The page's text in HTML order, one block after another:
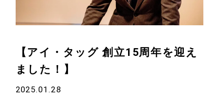
【アイ・タッグ 創立15周年を迎え
ました！】
2025.01.28